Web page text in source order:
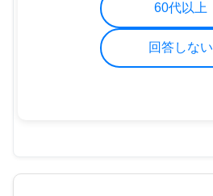
60代以上
回答しない